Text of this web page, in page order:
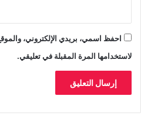
احفظ اسمي، بريدي الإلكتروني،
لاستخدامها المرة المقبلة في تعليقي.